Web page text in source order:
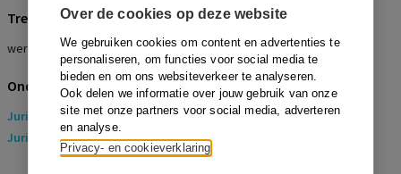
Over de cookies op deze website
We gebruiken cookies om content en advertenties te
personaliseren, om functies voor social media te
bieden en om ons websiteverkeer te analyseren.
Ook delen we informatie over jouw gebruik van onze
site met onze partners voor social media, adverteren
en analyse.
Privacy- en cookieverklaring
Trefwoorden
werkgeversaansprakelijkheid, psychisch letsel, PTSS, zorgplicht
Onderwerpen
Juridisch> Arbeidsrecht
Juridisch> Sociaal Zekerheidsrecht